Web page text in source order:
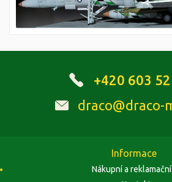
+420 603
draco@draco-
Informace
Nákupní a reklamační